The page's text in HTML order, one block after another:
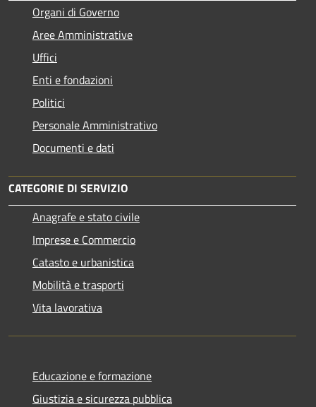
Organi di Governo
Aree Amministrative
Uffici
Enti e fondazioni
Politici
Personale Amministrativo
Documenti e dati
CATEGORIE DI SERVIZIO
Anagrafe e stato civile
Imprese e Commercio
Catasto e urbanistica
Mobilità e trasporti
Vita lavorativa
Educazione e formazione
Giustizia e sicurezza pubblica